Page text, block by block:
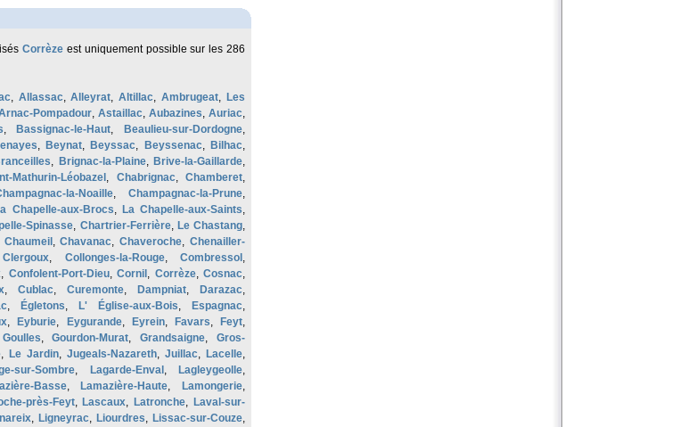
Corrèze est uniquement possible sur les 286
, Allassac,Alleyrat,Altillac,Ambrugeat, Les
Pompadour, Astaillac, Aubazines, Auriac,
, Bassignac-le-Haut, Beaulieu-sur-Dordogne,
, Beynat, Beyssac, Beyssenac, Bilhac,
, Brignac-la-Plaine, Brive-la-Gaillarde,
Mathurin-Léobazel , Chabrignac, Chamberet,
la-Noaille, Champagnac-la-Prune,
Chapelle-aux-Brocs, La Chapelle-aux-Saints,
Spinasse, Chartrier-Ferrière, Le Chastang,
Chaumeil ,Chavanac,Chaveroche,Chenailler-
Clergoux, Collonges-la-Rouge, Combressol ,
, Confolent-Port-Dieu,Cornil , Corrèze,Cosnac,
, Cublac, Curemonte, Dampniat, Darazac,
, Égletons, L' Église-aux-Bois, Espagnac,
, Eyburie, Eygurande, Eyrein, Favars, Feyt,
Goulles,Gourdon-Murat,Grandsaigne,Gros-
, Le Jardin, Jugeals-Nazareth, Juillac, Lacelle,
sur-Sombre, Lagarde-Enval , Lagleygeolle,
Basse, Lamazière-Haute, Lamongerie,
près-Feyt, Lascaux, Latronche, Laval-sur-
, Ligneyrac, Liourdres, Lissac-sur-Couze,